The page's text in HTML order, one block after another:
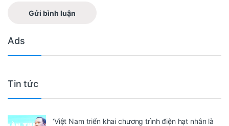
Ads
Tin tức
‘Việt Nam triển khai chương trình điện hạt nhân là